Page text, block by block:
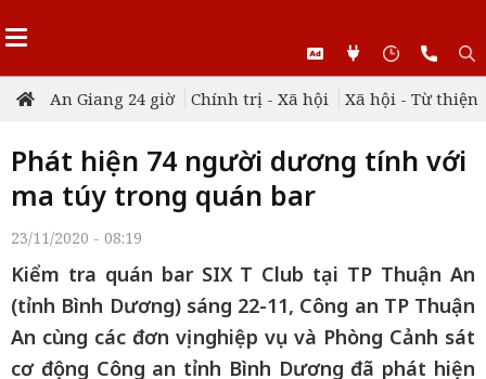
An Giang 24 giờ Chính trị - Xã hội Xã hội - Từ thiện
Phát hiện 74 người dương tính với
ma túy trong quán bar
23/11/2020 - 08:19
Kiểm tra quán bar SIX T Club tại TP Thuận An
(tỉnh Bình Dương) sáng 22-11, Công an TP Thuận
An cùng các đơn vị nghiệp vụ và Phòng Cảnh sát
cơ động Công an tỉnh Bình Dương đã phát hiện